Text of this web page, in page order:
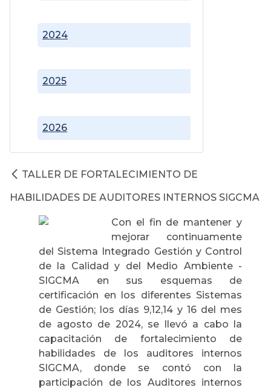
2024
2025
2026
TALLER DE FORTALECIMIENTO DE
HABILIDADES DE AUDITORES INTERNOS SIGCMA
Con el fin de mantener y
mejorar continuamente
del Sistema Integrado Gestión y Control
de la Calidad y del Medio Ambiente -
SIGCMA en sus esquemas de
certificación en los diferentes Sistemas
de Gestión; los días 9,12,14 y 16 del mes
de agosto de 2024, se llevó a cabo la
capacitación de fortalecimiento de
habilidades de los auditores internos
SIGCMA, donde se contó con la
participación de los Auditores internos